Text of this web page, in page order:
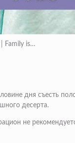
Family is…
дня съесть
десерта.
не